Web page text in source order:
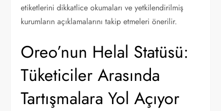
etiketlerini dikkatlice okumaları ve yetkilendirilmiş
kurumların açıklamalarını takip etmeleri önerilir.
Oreo’nun Helal Statüsü:
Tüketiciler Arasında
Tartışmalara Yol Açıyor